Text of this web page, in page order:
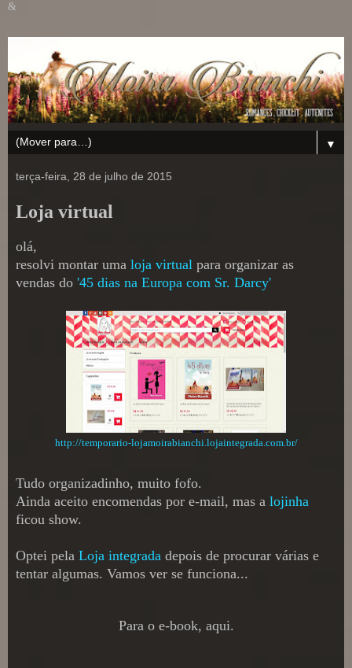
&
▼
terça-feira, 28 de julho de 2015
Loja virtual
olá,
resolvi montar uma loja virtual para organizar as
vendas do '45 dias na Europa com Sr. Darcy'
http://temporario-lojamoirabianchi.lojaintegrada.com.br/
Tudo organizadinho, muito fofo.
Ainda aceito encomendas por e-mail, mas a lojinha
ficou show.
Optei pela Loja integrada depois de procurar várias e
tentar algumas. Vamos ver se funciona...
Para o e-book, aqui.